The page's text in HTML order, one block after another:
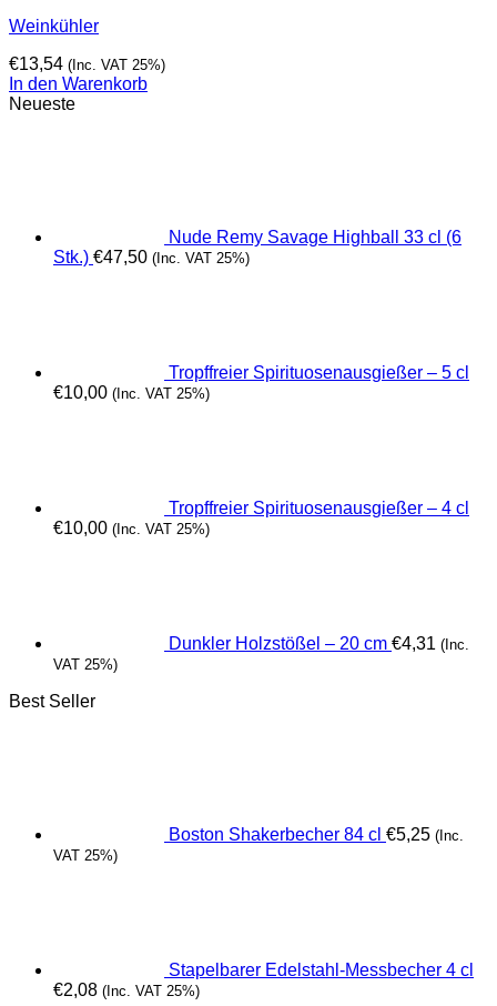
Weinkühler
€13,54 (Inc. VAT 25%)
In den Warenkorb
Neueste
Nude Remy Savage Highball 33 cl (6
Stk.) €47,50 (Inc. VAT 25%)
Tropffreier Spirituosenausgießer – 5 cl
€10,00 (Inc. VAT 25%)
Tropffreier Spirituosenausgießer – 4 cl
€10,00 (Inc. VAT 25%)
Dunkler Holzstößel – 20 cm €4,31 (Inc.
VAT 25%)
Best Seller
Boston Shakerbecher 84 cl €5,25 (Inc.
VAT 25%)
Stapelbarer Edelstahl-Messbecher 4 cl
€2,08 (Inc. VAT 25%)